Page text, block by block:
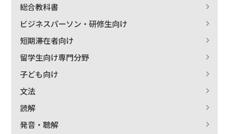
総合教科書
ビジネスパーソン・研修生向け
短期滞在者向け
留学生向け専門分野
子ども向け
文法
読解
発音・聴解